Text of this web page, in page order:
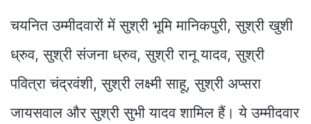
चयनित उम्मीदवारों में सुश्री भूमि मानिकपुरी, सुश्री खुशी
ध्रुव, सुश्री संजना ध्रुव, सुश्री रानू यादव, सुश्री
पवित्रा चंद्रवंशी, सुश्री लक्ष्मी साहू, सुश्री अप्सरा
जायसवाल और सुश्री सुभी यादव शामिल हैं। ये उम्मीदवार